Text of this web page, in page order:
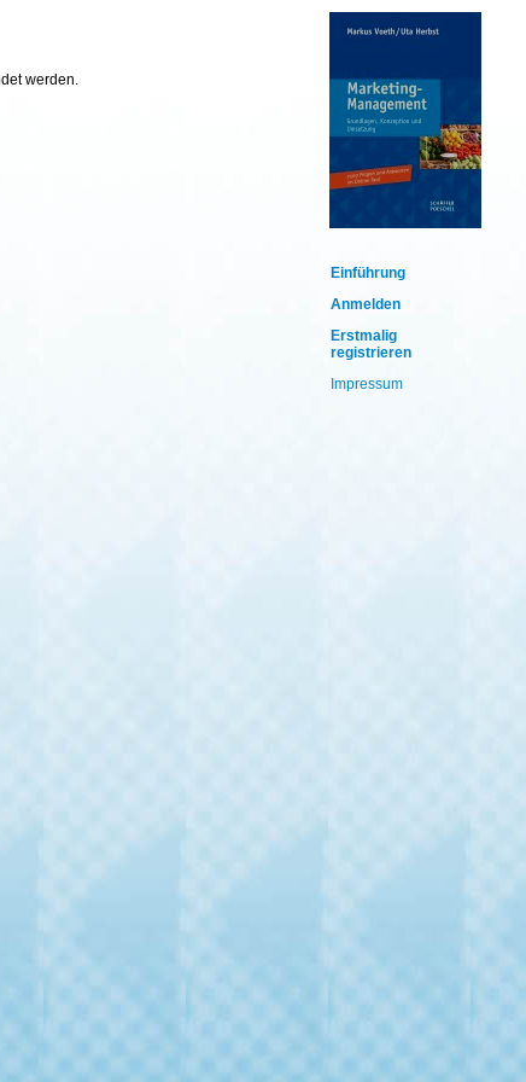
Einführung
Anmelden
Erstmalig
registrieren
Impressum
werden.